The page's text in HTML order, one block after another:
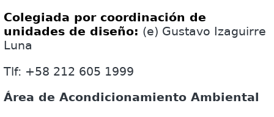
Colegiada por coordinación de
unidades de diseño: (e) Gustavo Izaguirre
Luna
Tlf: +58 212 605 1999
Área de Acondicionamiento Ambiental